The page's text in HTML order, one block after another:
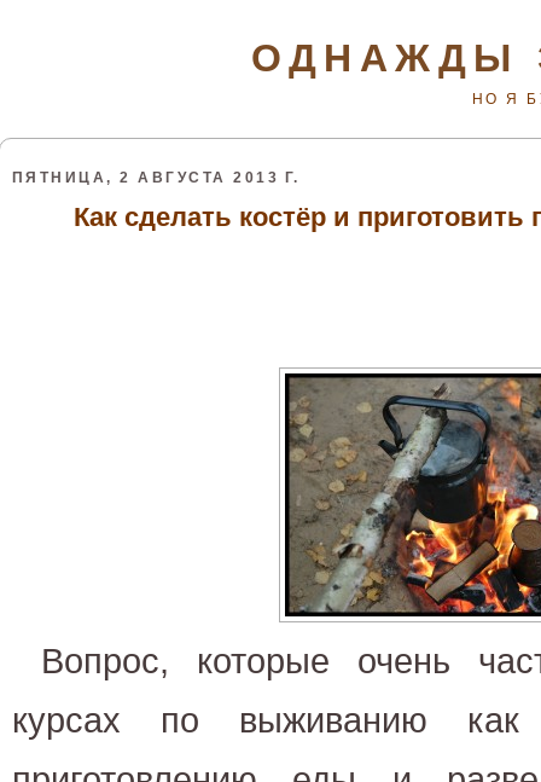
ОДНАЖДЫ
НО Я
ПЯТНИЦА, 2 АВГУСТА 2013 Г.
Как сделать костёр и
Вопрос, которые очень
курсах по выживанию как